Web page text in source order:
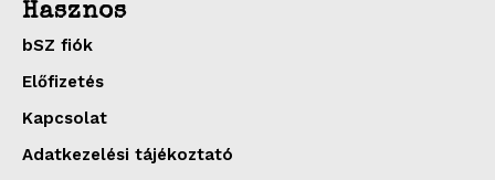
Hasznos
bSZ fiók
Előfizetés
Kapcsolat
Adatkezelési tájékoztató